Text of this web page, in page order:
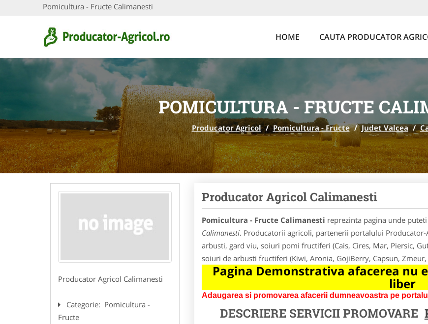
Pomicultura - Fructe Calimanesti
HOME CAUTA PRODUCATOR
POMICULTURA - FRUCTE
Producator Agricol / Pomicultura - Fructe / Judet Valcea /
Producator Agricol Calimanesti
Categorie: Pomicultura -
Fructe
Producator Agricol Calimanesti
Pomicultura - Fructe Calimanesti reprezinta pagina unde
Calimanesti. Producatorii agricoli, partenerii portalului
arbusti, gard viu, soiuri pomi fructiferi (Cais, Cires, Mar, Piersic,
soiuri de arbusti fructiferi (Kiwi, Aronia, GojiBerry, Capsun, Zmeur,
Pagina Demonstrativa afacerea nu
liber
Adaugarea si promovarea afacerii dumneavoastra pe
DESCRIERE SERVICII PROMOVARE